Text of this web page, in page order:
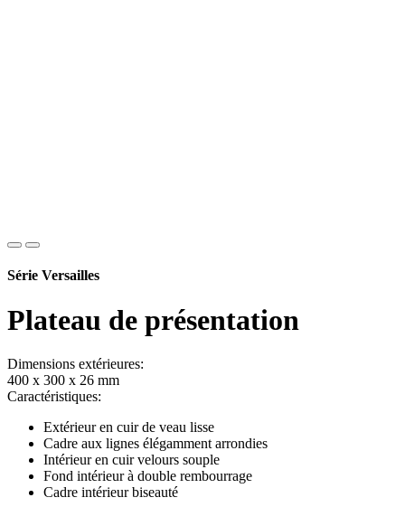
Série Versailles
Plateau de présentation
Dimensions extérieures:
400 x 300 x 26 mm
Caractéristiques:
Extérieur en cuir de veau lisse
Cadre aux lignes élégamment arrondies
Intérieur en cuir velours souple
Fond intérieur à double rembourrage
Cadre intérieur biseauté